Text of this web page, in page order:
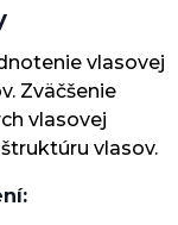
vlasovej
Zväčšenie
vlasovej
vlasov.